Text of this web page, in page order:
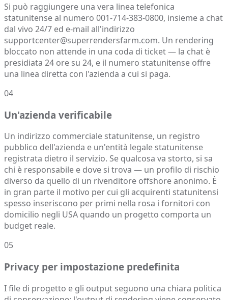
Si può raggiungere una vera linea telefonica
statunitense al numero 001-714-383-0800, insieme a chat
dal vivo 24/7 ed e-mail all'indirizzo
supportcenter@superrendersfarm.com. Un rendering
bloccato non attende in una coda di ticket — la chat è
presidiata 24 ore su 24, e il numero statunitense offre
una linea diretta con l'azienda a cui si paga.
04
Un'azienda verificabile
Un indirizzo commerciale statunitense, un registro
pubblico dell'azienda e un'entità legale statunitense
registrata dietro il servizio. Se qualcosa va storto, si sa
chi è responsabile e dove si trova — un profilo di rischio
diverso da quello di un rivenditore offshore anonimo. È
in gran parte il motivo per cui gli acquirenti statunitensi
spesso inseriscono per primi nella rosa i fornitori con
domicilio negli USA quando un progetto comporta un
budget reale.
05
Privacy per impostazione predefinita
I file di progetto e gli output seguono una chiara politica